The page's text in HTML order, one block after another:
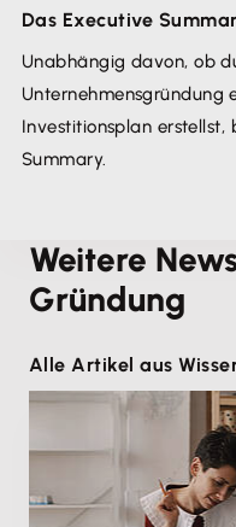
Das Executive
Unabhängig davon, ob
Unternehmensgründung
Investitionsplan erstellst,
Summary.
Weitere
Gründung
Alle Artikel aus